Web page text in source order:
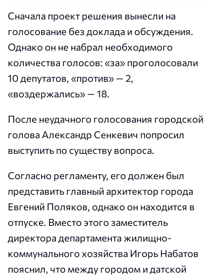
Сначала проект решения вынесли на
голосование без доклада и обсуждения.
Однако он не набрал необходимого
количества голосов: «за» проголосовали
10 депутатов, «против» — 2,
«воздержались» — 18.
После неудачного голосования городской
голова Александр Сенкевич попросил
выступить по существу вопроса.
Согласно регламенту, его должен был
представить главный архитектор города
Евгений Поляков, однако он находится в
отпуске. Вместо этого заместитель
директора департамента жилищно-
коммунального хозяйства Игорь Набатов
пояснил, что между городом и датской